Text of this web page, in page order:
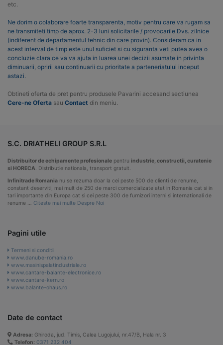
etc.
Ne dorim o colaborare foarte transparenta, motiv pentru care va rugam sa
ne transmiteti timp de aprox. 2-3 luni solicitarile / provocarile Dvs. zilnice
(indiferent de departamentul tehnic din care provin). Consideram ca in
acest interval de timp este unul suficiet si cu siguranta veti putea avea o
concluzie clara ce va va ajuta in luarea unei decizii asumate in privinta
diminuarii, opririi sau continuarii cu prioritate a parteneriatului inceput
astazi.
Obtineti oferta de pret pentru produsele Pavarini accesand sectiunea
Cere-ne Oferta sau Contact din meniu.
S.C. DRIATHELI GROUP S.R.L
Distribuitor de echipamente profesionale pentru industrie, constructii, curatenie
si HORECA. Distributie nationala, transport gratuit.
Infinitrade Romania nu se rezuma doar la cei peste 500 de clienti de renume,
constant deserviti, mai mult de 250 de marci comercializate atat in Romania cat si in
tari importante din Europa cat si cei peste 300 de furnizori interni si internationali de
renume … Citeste mai multe Despre Noi
Pagini utile
Termeni si conditii
www.danube-romania.ro
www.masinispalatindustriale.ro
www.cantare-balante-electronice.ro
www.cantare-kern.ro
www.balante-ohaus.ro
Date de contact
Adresa: Ghiroda, jud. Timis, Calea Lugojului, nr.47/B, Hala nr. 3
Telefon: 0371 232 404